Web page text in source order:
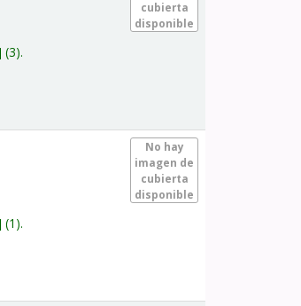
cubierta
disponible
(3).
No hay
imagen de
cubierta
disponible
(1).